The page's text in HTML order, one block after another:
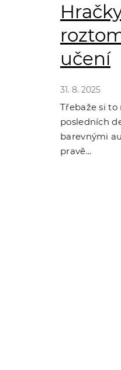
učení
31. 8. 2025
Třebaže si
posledních
barevnými
pravě...